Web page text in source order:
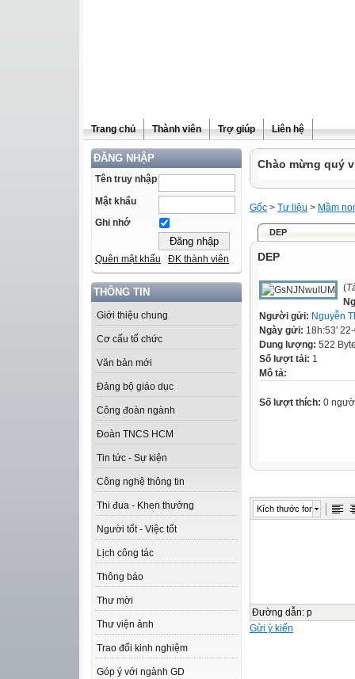
Trang chủ Thành viên Trợ giúp Liên hệ
ĐĂNG NHẬP
Tên truy nhập
Mật khẩu
Ghi nhớ
Quên mật khẩu ĐK thành viên
THÔNG TIN
Giới thiệu chung
Cơ cấu tổ chức
Văn bản mới
Đảng bộ giáo dục
Công đoàn ngành
Đoàn TNCS HCM
Tin tức - Sự kiện
Công nghệ thông tin
Thi đua - Khen thưởng
Người tốt - Việc tốt
Lịch công tác
Thông báo
Thư mời
Thư viện ảnh
Trao đổi kinh nghiệm
Góp ý với ngành GD
Chào mừng quý
Gốc > Tư liệu > Mầm
DEP
DEP
(
Người gửi: Nguyễn
Ngày gửi: 18h:53'
Dung lượng: 522
Số lượt tải: 1
Mô tả:
Số lượt thích: 0
Kích thước font
Đường dẫn: p
Gửi ý kiến